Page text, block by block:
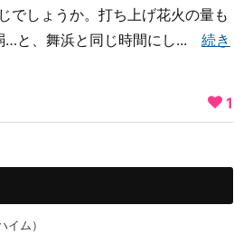
でしょうか。打ち上げ花火の量も
…と、舞浜と同じ時間にし... 続き
1
イム）